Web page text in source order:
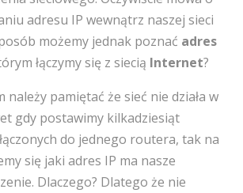
adresu IP wewnątrz naszej sieci
możemy jednak poznać adres
łączymy się z siecią Internet?
należy pamiętać że sieć nie działa w
gdy postawimy kilkadziesiąt
do jednego routera, tak na
się jaki adres IP ma nasze
Dlaczego? Dlatego że nie